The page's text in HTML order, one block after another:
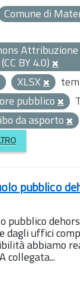
Comune di
Attribuzione
BY 4.0)
XLSX
pubblico
da asporto
pubblico
pubblico
dagli uffici
abbiamo
collegata...